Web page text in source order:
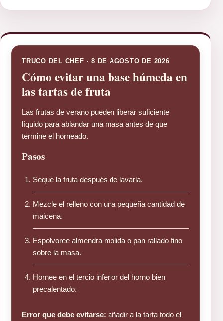
TRUCO DEL CHEF · 8 DE AGOSTO DE 2026
Cómo evitar una base húmeda en
las tartas de fruta
Las frutas de verano pueden liberar suficiente
líquido para ablandar una masa antes de que
termine el horneado.
Pasos
Seque la fruta después de lavarla.
Mezcle el relleno con una pequeña cantidad de
maicena.
Espolvoree almendra molida o pan rallado fino
sobre la masa.
Hornee en el tercio inferior del horno bien
precalentado.
Error que debe evitarse: añadir a la tarta todo el